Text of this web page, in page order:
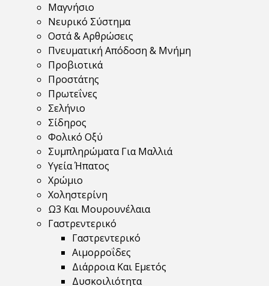
Μαγνήσιο
Νευρικό Σύστημα
Οστά & Αρθρώσεις
Πνευματική Απόδοση & Μνήμη
Προβιοτικά
Προστάτης
Πρωτεΐνες
Σελήνιο
Σίδηρος
Φολικό Οξύ
Συμπληρώματα Για Μαλλιά
Υγεία Ήπατος
Χρώμιο
Χοληστερίνη
Ω3 Και Μουρουνέλαια
Γαστρεντερικό
Γαστρεντερικό
Αιμορροΐδες
Διάρροια Και Εμετός
Δυσκοιλιότητα